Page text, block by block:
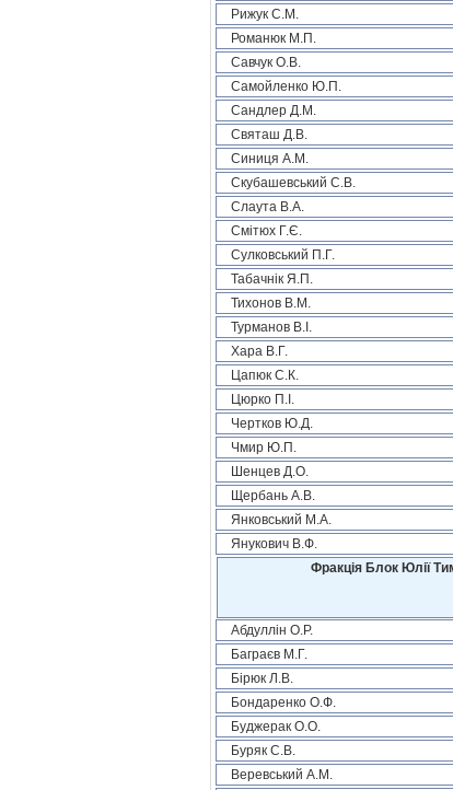
Рижук С.М.
Романюк М.П.
Савчук О.В.
Самойленко Ю.П.
Сандлер Д.М.
Святаш Д.В.
Синиця А.М.
Скубашевський С.В.
Слаута В.А.
Смітюх Г.Є.
Сулковський П.Г.
Табачнік Я.П.
Тихонов В.М.
Турманов В.І.
Хара В.Г.
Цапюк С.К.
Цюрко П.І.
Чертков Ю.Д.
Чмир Ю.П.
Шенцев Д.О.
Щербань А.В.
Янковський М.А.
Янукович В.Ф.
Фракція Блок Юлії
Абдуллін О.Р.
Баграєв М.Г.
Бірюк Л.В.
Бондаренко О.Ф.
Буджерак О.О.
Буряк С.В.
Веревський А.М.